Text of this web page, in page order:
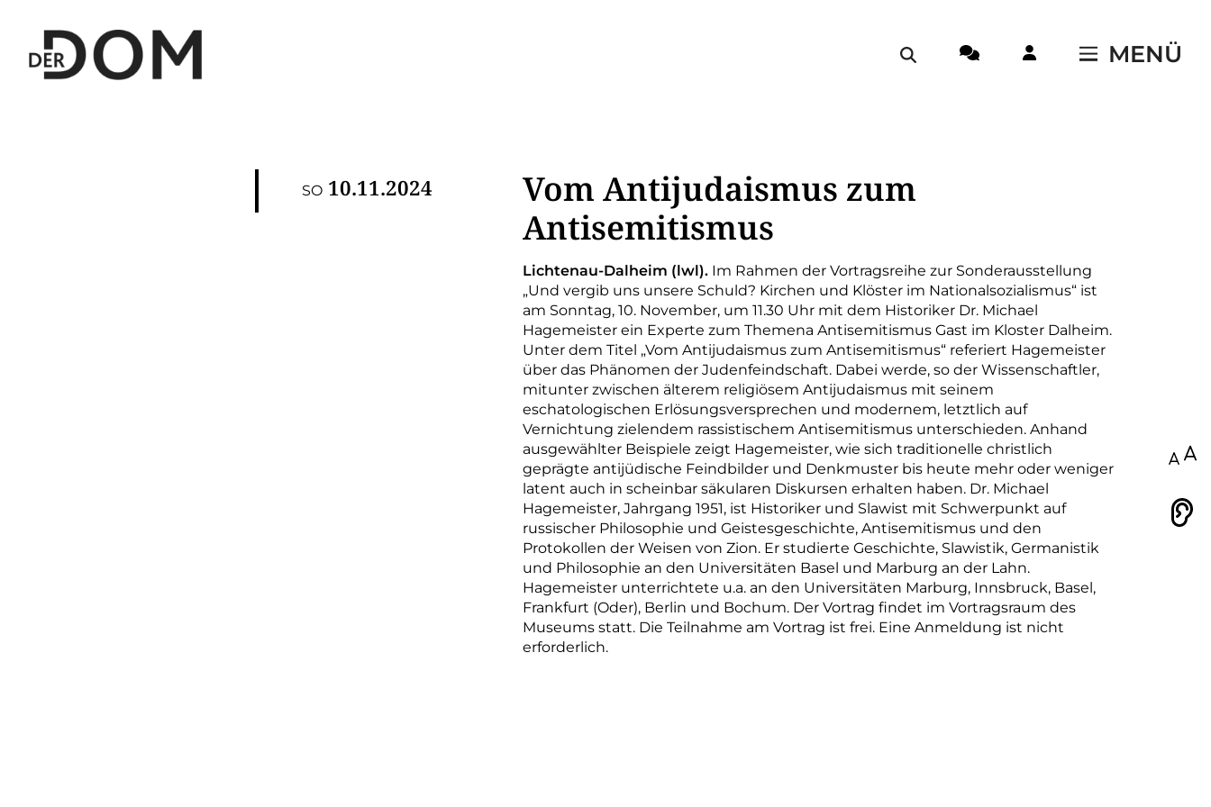
MENÜ
SO 10.11.2024
Vom Antijudaismus zum
Antisemitismus
Lichtenau-Dalheim (lwl). Im Rahmen der Vortragsreihe zur Sonderausstellung
„Und vergib uns unsere Schuld? Kirchen und Klöster im Nationalsozialismus“ ist
am Sonntag, 10. November, um 11.30 Uhr mit dem Historiker Dr. Michael
Hagemeister ein Experte zum Themena Antisemitismus Gast im Kloster Dalheim.
Unter dem Titel „Vom Antijudaismus zum Antisemitismus“ referiert Hagemeister
über das Phänomen der Judenfeindschaft. Dabei werde, so der Wissenschaftler,
mitunter zwischen älterem religiösem Antijudaismus mit seinem
eschatologischen Erlösungsversprechen und modernem, letztlich auf
Vernichtung zielendem rassistischem Antisemitismus unterschieden. Anhand
ausgewählter Beispiele zeigt Hagemeister, wie sich traditionelle christlich
geprägte antijüdische Feindbilder und Denkmuster bis heute mehr oder weniger
latent auch in scheinbar säkularen Diskursen erhalten haben. Dr. Michael
Hagemeister, Jahrgang 1951, ist Historiker und Slawist mit Schwerpunkt auf
russischer Philosophie und Geistesgeschichte, Antisemitismus und den
Protokollen der Weisen von Zion. Er studierte Geschichte, Slawistik, Germanistik
und Philosophie an den Universitäten Basel und Marburg an der Lahn.
Hagemeister unterrichtete u.a. an den Universitäten Marburg, Innsbruck, Basel,
Frankfurt (Oder), Berlin und Bochum. Der Vortrag findet im Vortragsraum des
Museums statt. Die Teilnahme am Vortrag ist frei. Eine Anmeldung ist nicht
erforderlich.
100